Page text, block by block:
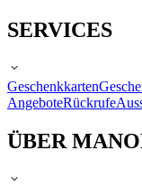
SERVICES
Geschenkkarten
AngeboteRückrufe
ÜBER